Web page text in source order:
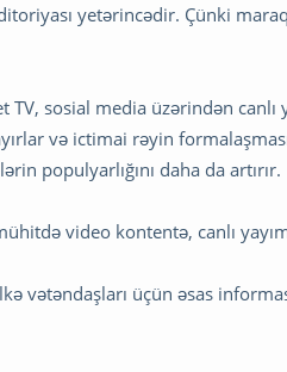
yetərincədir. Çünki
sosial media üzərindən canlı
və ictimai rəyin
populyarlığını daha da artırır.
video kontentə, canlı
vətəndaşları üçün əsas